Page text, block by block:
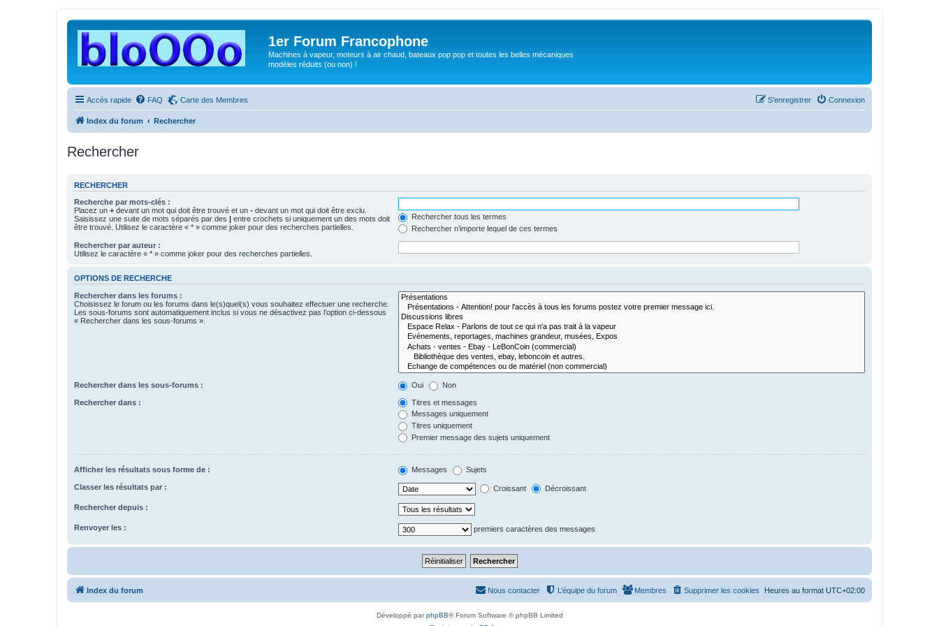
1er Forum Francophone
Machines à vapeur, moteurs à air chaud, bateaux pop pop et toutes les belles mécaniques
modèles réduits (ou non) !
Accès rapide FAQ Carte des Membres Connexion
S’enregistrer
Index du forum Rechercher
Rechercher
RECHERCHER
Recherche par mots-clés :
Placez un + devant un mot qui doit être trouvé et un - devant un mot qui doit être exclu.
Saisissez une suite de mots séparés par des | entre crochets si uniquement un des mots doit
être trouvé. Utilisez le caractère « * » comme joker pour des recherches partielles.
Rechercher tous les termes
Rechercher n’importe lequel de ces termes
Rechercher par auteur :
Utilisez le caractère « * » comme joker pour des recherches partielles.
OPTIONS DE RECHERCHE
Rechercher dans les forums :
Choisissez le forum ou les forums dans le(s)quel(s) vous souhaitez effectuer une recherche.
Les sous-forums sont automatiquement inclus si vous ne désactivez pas l’option ci-dessous
« Rechercher dans les sous-forums ».
Rechercher dans les sous-forums : Oui Non
Rechercher dans :
Titres et messages
Messages uniquement
Titres uniquement
Premier message des sujets uniquement
Afficher les résultats sous forme de : Messages Sujets
Classer les résultats par : Croissant Décroissant
Rechercher depuis :
Renvoyer les : premiers caractères des messages
Index du forum Heures au format UTC+02:00
Supprimer les cookies
Membres
L’équipe du forum
Nous contacter
Développé parphpBB® Forum Software © phpBB Limited